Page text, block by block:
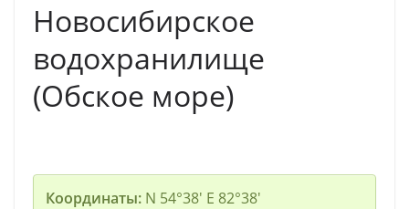
Новосибирское
водохранилище
(Обское море)
Координаты:N 54°38′ E 82°38′